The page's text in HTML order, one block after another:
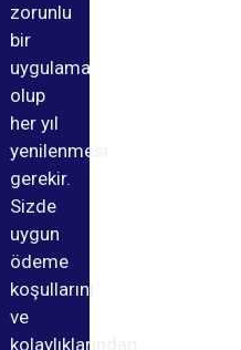
zorunlu
bir
uygulama
olup
her yıl
yenilenmesi
gerekir.
Sizde
uygun
ödeme
koşullarını
ve
kolaylıklarından